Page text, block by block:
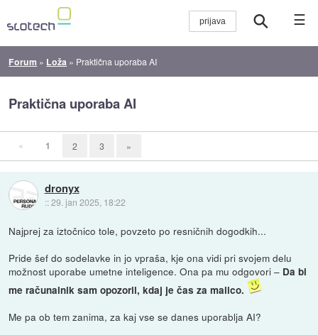
☰
Forum » Loža » Praktična uporaba AI
Praktična uporaba AI
« 1 2 3 »
dronyx
::29. jan 2025, 18:22
Najprej za iztočnico tole, povzeto po resničnih dogodkih...
Pride šef do sodelavke in jo vpraša, kje ona vidi pri svojem delu
možnost uporabe umetne inteligence. Ona pa mu odgovori – Da bi
me računalnik sam opozoril, kdaj je čas za malico.
Me pa ob tem zanima, za kaj vse se danes uporablja AI?